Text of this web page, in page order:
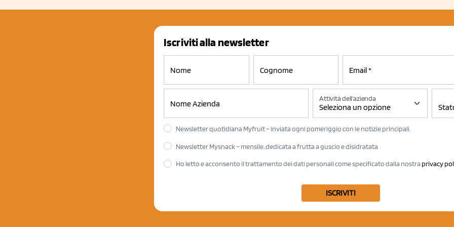
Iscriviti alla newsletter
Attività dell'azienda
Newsletter quotidiana Myfruit – inviata ogni pomeriggio con le notizie principali.
Newsletter Mysnack – mensile, dedicata a frutta a guscio e disidratata
Ho letto e acconsento il trattamento dei dati personali come specificato dalla nostra privacy
ISCRIVITI